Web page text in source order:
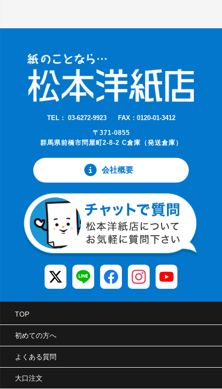
TEL： 03-6272-9923
FAX：0120-01-3412
〒371-0855
群馬県前橋市問屋町2-8-2 C倉庫（発送倉庫）
会社概要
TOP
初めての方へ
よくある質問
大口注文